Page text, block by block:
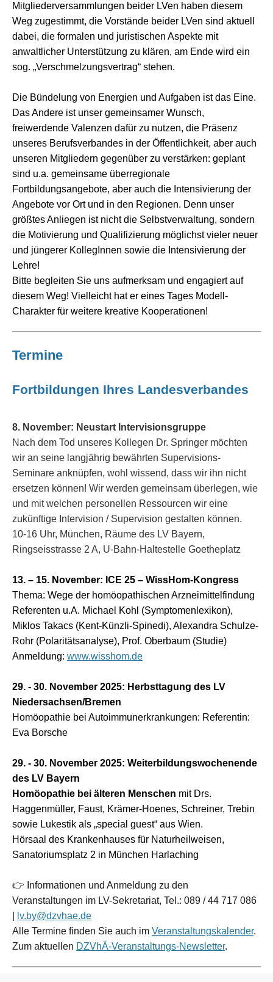
Mitgliederversammlungen beider LVen haben diesem
Weg zugestimmt, die Vorstände beider LVen sind aktuell
dabei, die formalen und juristischen Aspekte mit
anwaltlicher Unterstützung zu klären, am Ende wird ein
sog. „Verschmelzungsvertrag“ stehen.
Die Bündelung von Energien und Aufgaben ist das Eine.
Das Andere ist unser gemeinsamer Wunsch,
freiwerdende Valenzen dafür zu nutzen, die Präsenz
unseres Berufsverbandes in der Öffentlichkeit, aber auch
unseren Mitgliedern gegenüber zu verstärken: geplant
sind u.a. gemeinsame überregionale
Fortbildungsangebote, aber auch die Intensivierung der
Angebote vor Ort und in den Regionen. Denn unser
größtes Anliegen ist nicht die Selbstverwaltung, sondern
die Motivierung und Qualifizierung möglichst vieler neuer
und jüngerer KollegInnen sowie die Intensivierung der
Lehre!
Bitte begleiten Sie uns aufmerksam und engagiert auf
diesem Weg! Vielleicht hat er eines Tages Modell-
Charakter für weitere kreative Kooperationen!
Termine
Fortbildungen Ihres Landesverbandes
8. November: Neustart Intervisionsgruppe
Nach dem Tod unseres Kollegen Dr. Springer möchten
wir an seine langjährig bewährten Supervisions-
Seminare anknüpfen, wohl wissend, dass wir ihn nicht
ersetzen können! Wir werden gemeinsam überlegen, wie
und mit welchen personellen Ressourcen wir eine
zukünftige Intervision / Supervision gestalten können.
10-16 Uhr, München, Räume des LV Bayern,
Ringseisstrasse 2 A, U-Bahn-Haltestelle Goetheplatz
13. – 15. November: ICE 25 – WissHom-Kongress
Thema: Wege der homöopathischen Arzneimittelfindung
Referenten u.A. Michael Kohl (Symptomenlexikon),
Miklos Takacs (Kent-Künzli-Spinedi), Alexandra Schulze-
Rohr (Polaritätsanalyse), Prof. Oberbaum (Studie)
Anmeldung: www.wisshom.de
29. - 30. November 2025: Herbsttagung des LV
Niedersachsen/Bremen
Homöopathie bei Autoimmunerkrankungen: Referentin:
Eva Borsche
29. - 30. November 2025: Weiterbildungswochenende
des LV Bayern
Homöopathie bei älteren Menschen mit Drs.
Haggenmüller, Faust, Krämer-Hoenes, Schreiner, Trebin
sowie Lukestik als „special guest“ aus Wien.
Hörsaal des Krankenhauses für Naturheilweisen,
Sanatoriumsplatz 2 in München Harlaching
👉 Informationen und Anmeldung zu den
Veranstaltungen im LV-Sekretariat, Tel.: 089 / 44 717 086
lv.by@dzvhae.de
Alle Termine finden Sie auch im Veranstaltungskalender.
Zum aktuellen DZVhÄ-Veranstaltungs-Newsletter.